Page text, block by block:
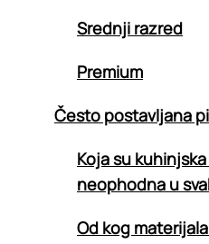
Srednji razred
Premium
Često postavljana
Koja su
neophodna u
Od kog